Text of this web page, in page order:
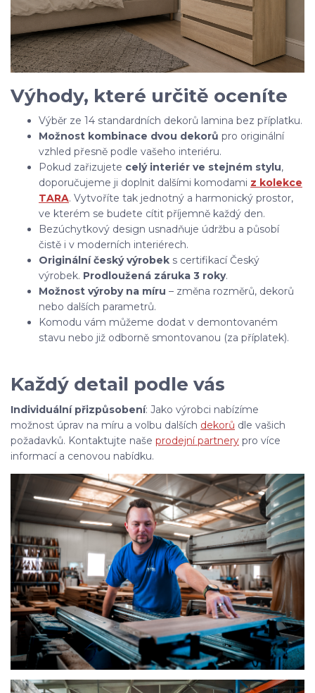
Výhody, které určitě oceníte
Výběr ze 14 standardních dekorů lamina bez příplatku.
Možnost kombinace dvou dekorů pro originální
vzhled přesně podle vašeho interiéru.
Pokud zařizujete celý interiér ve stejném stylu,
doporučujeme ji doplnit dalšími komodami z kolekce
TARA. Vytvoříte tak jednotný a harmonický prostor,
ve kterém se budete cítit příjemně každý den.
Bezúchytkový design usnadňuje údržbu a působí
čistě i v moderních interiérech.
Originální český výrobek s certifikací Český
výrobek. Prodloužená záruka 3 roky.
Možnost výroby na míru – změna rozměrů, dekorů
nebo dalších parametrů.
Komodu vám můžeme dodat v demontovaném
stavu nebo již odborně smontovanou (za příplatek).
Každý detail podle vás
Individuální přizpůsobení: Jako výrobci nabízíme
možnost úprav na míru a volbu dalších dekorů dle vašich
požadavků. Kontaktujte naše prodejní partnery pro více
informací a cenovou nabídku.